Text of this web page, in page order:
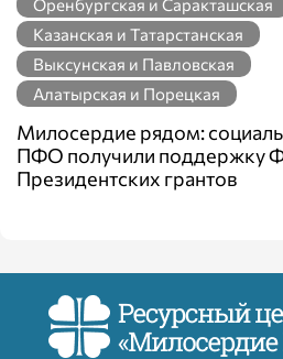
Оренбургская и Саракташская
Казанская и Татарстанская
Выксунская и Павловская
Алатырская и Порецкая
Милосердие рядом:
ПФО получили поддержку
Президентских грантов